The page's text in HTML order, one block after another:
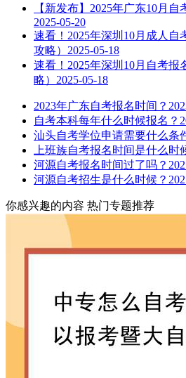
【新发布】2025年广东10月
2025-05-20
速看！2025年深圳10月成人自
攻略） 2025-05-18
速看！2025年深圳10月自考报
略） 2025-05-18
2023年广东自考报名时间？
自考本科每年什么时候报名？
汕头自考学位申请需要什么条
上班族自考报名时间是什么时
河源自考报名时间过了吗？
河源自考招生是什么时候？
你感兴趣的内容 热门专题推荐